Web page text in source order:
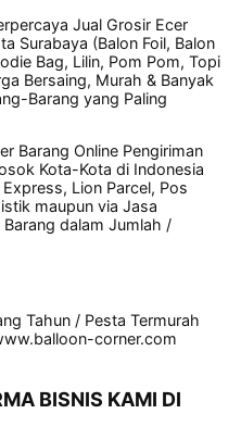
Jual Grosir Ecer
Surabaya (Balon Foil, Balon
Bag, Lilin, Pom Pom, Topi
Bersaing, Murah & Banyak
Barang yang Paling
Barang Online Pengiriman
Kota-Kota di Indonesia
Lion Parcel, Pos
maupun via Jasa
Barang dalam Jumlah /
Tahun / Pesta Termurah
corner.com
BISNIS KAMI DI